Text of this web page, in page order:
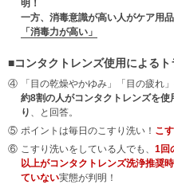
明！
一方、消毒意識が高い人がケア用
「消毒力が高い」
■コンタクトレンズ使用による
④
「目の乾燥やかゆみ」「目の疲れ
約8割の人がコンタクトレンズを
り 、と回答。
⑤ ポイントは毎日のこすり洗い！ こ
⑥ こすり洗いをしている人でも、 1回
以上がコンタクトレンズ洗浄推奨
ていない実態が判明！